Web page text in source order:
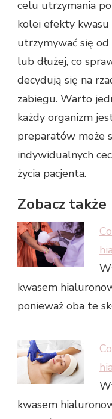
celu utrzymania
kolei efekty
utrzymywać się od
lub dłużej, co
decydują się na
zabiegu. Warto
każdy organizm
preparatów może
indywidualnych
życia pacjenta.
Zobacz także
kwasem
ponieważ oba te
kwasem